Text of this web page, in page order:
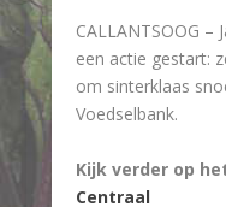
CALLANTSOOG –
een actie gestart:
om sinterklaas
Voedselbank.
Kijk verder op
Centraal